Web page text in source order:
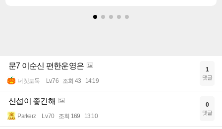
문7 이순신 편한운영은
너겟도둑 Lv.76 조회 43 14:19
1
댓글
신섭이 좋긴해
Parkerz Lv.70 조회 169 13:10
0
댓글